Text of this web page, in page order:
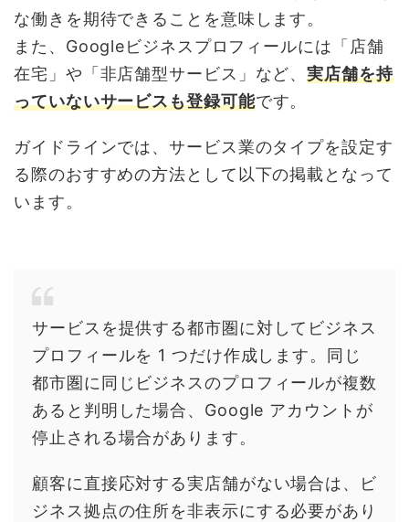
な働きを期待できることを意味します。
また、Googleビジネスプロフィールには「店舗
在宅」や「非店舗型サービス」など、実店舗を持
っていないサービスも登録可能です。
ガイドラインでは、サービス業のタイプを設定す
る際のおすすめの方法として以下の掲載となって
います。
サービスを提供する都市圏に対してビジネス
プロフィールを 1 つだけ作成します。同じ
都市圏に同じビジネスのプロフィールが複数
あると判明した場合、Google アカウントが
停止される場合があります。
顧客に直接応対する実店舗がない場合は、ビ
ジネス拠点の住所を非表示にする必要があり